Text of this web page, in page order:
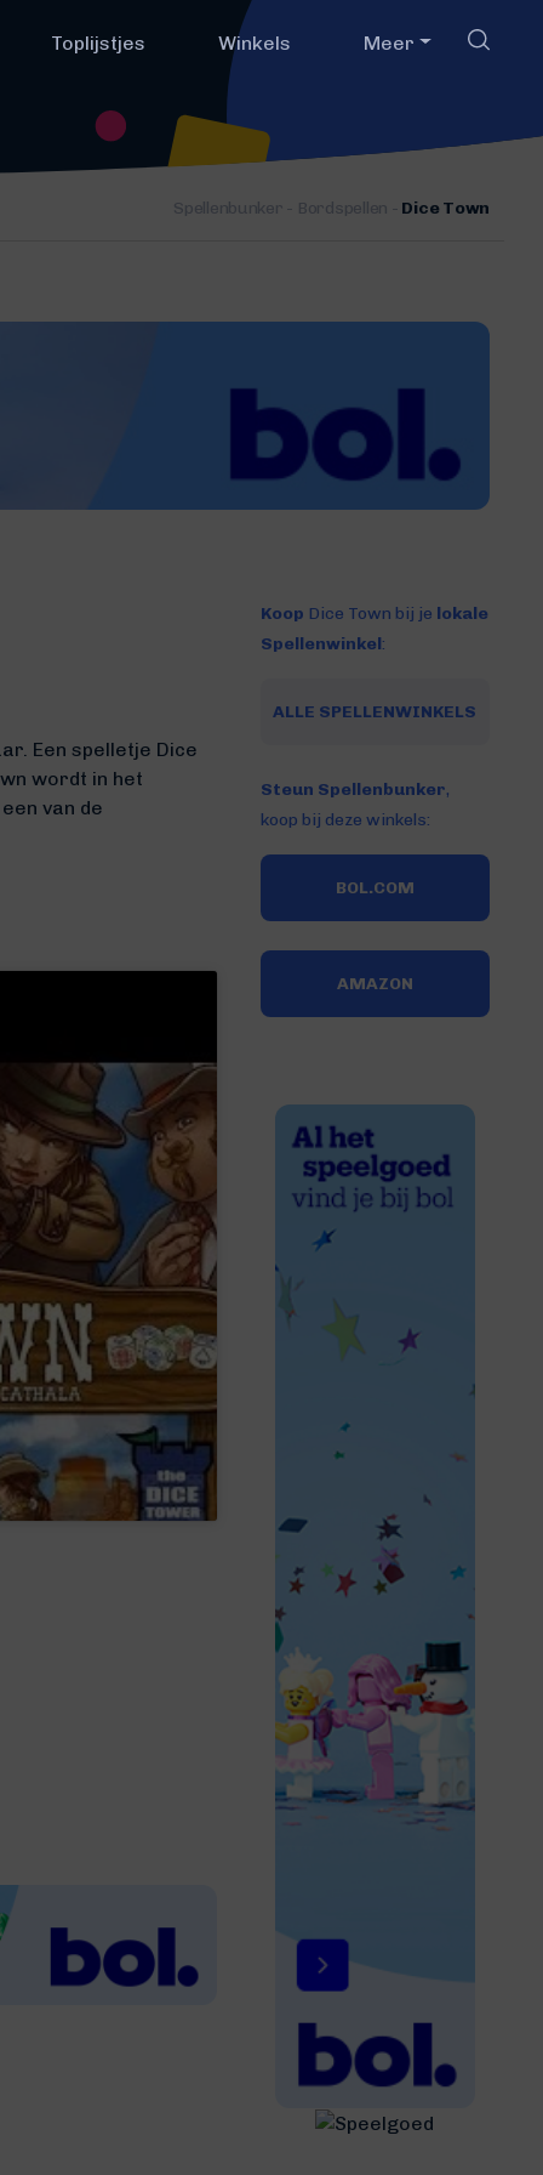
Toplijstjes Winkels Meer
Spellenbunker - Bordspellen - Dice Town
Een spelletje Dice
wordt in het
van de
Koop Dice Town bij je lokale
Spellenwinkel:
ALLE SPELLENWINKELS
Steun Spellenbunker,
koop bij deze winkels:
BOL.COM
AMAZON